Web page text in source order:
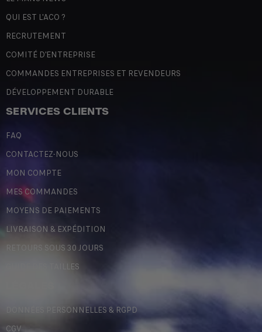
QUI EST L'ACO ?
RECRUTEMENT
COMITÉ D'ENTREPRISE
COMMANDES ENTREPRISES ET REVENDEURS
DÉVELOPPEMENT DURABLE
SERVICES CLIENTS
FAQ
CONTACTEZ-NOUS
MON COMPTE
MES COMMANDES
MOYENS DE PAIEMENTS
LIVRAISON & EXPÉDITION
RETOURS SOUS 30 JOURS
GUIDE DES TAILLES
DONNÉES PERSONNELLES & RGPD
CGV